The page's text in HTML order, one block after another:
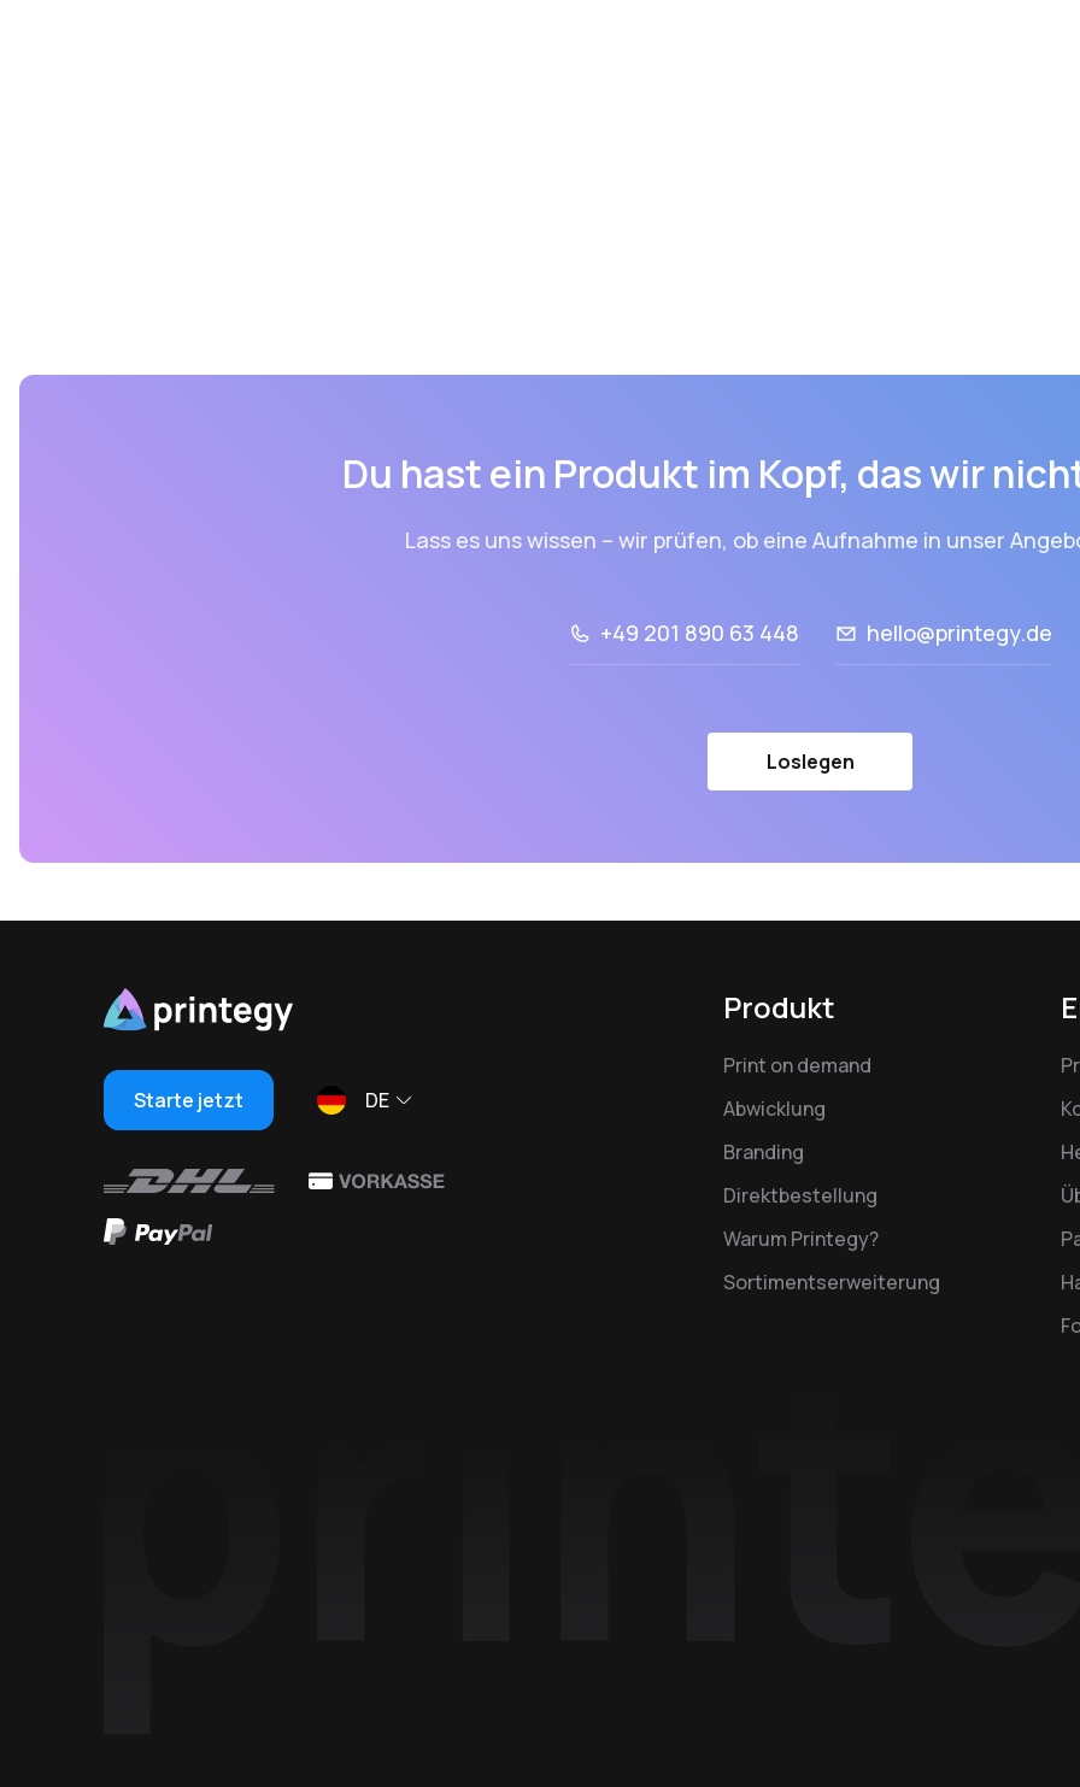
Du hast ein Produkt im Kopf, das wir
Lass es uns wissen – wir prüfen, ob eine Aufnahme in unser
+49 201 890 63 448 hello@printegy.de
Loslegen
Starte jetzt DE
Produkt
Print on demand
Abwicklung
Branding
Direktbestellung
Warum Printegy?
Sortimentserweiterung